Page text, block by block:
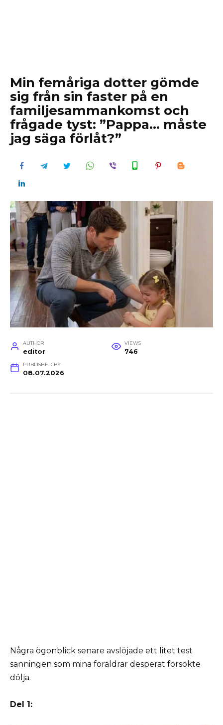
Min femåriga dotter gömde
sig från sin faster på en
familjesammankomst och
frågade tyst: ”Pappa… måste
jag säga förlåt?”
AUTHOR
editor
VIEWS
746
PUBLISHED BY
08.07.2026
Några ögonblick senare avslöjade ett litet test
sanningen som mina föräldrar desperat försökte
dölja.
Del 1: